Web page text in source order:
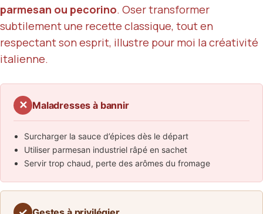
parmesan ou pecorino. Oser transformer
subtilement une recette classique, tout en
respectant son esprit, illustre pour moi la créativité
italienne.
✕ Maladresses à bannir
Surcharger la sauce d’épices dès le départ
Utiliser parmesan industriel râpé en sachet
Servir trop chaud, perte des arômes du fromage